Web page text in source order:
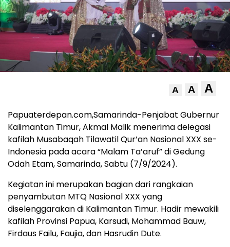
A A A
Papuaterdepan.com,Samarinda-Penjabat Gubernur
Kalimantan Timur, Akmal Malik menerima delegasi
kafilah Musabaqah Tilawatil Qur’an Nasional XXX se-
Indonesia pada acara “Malam Ta’aruf” di Gedung
Odah Etam, Samarinda, Sabtu (7/9/2024).
Kegiatan ini merupakan bagian dari rangkaian
penyambutan MTQ Nasional XXX yang
diselenggarakan di Kalimantan Timur. Hadir mewakili
kafilah Provinsi Papua, Karsudi, Mohammad Bauw,
Firdaus Failu, Faujia, dan Hasrudin Dute.